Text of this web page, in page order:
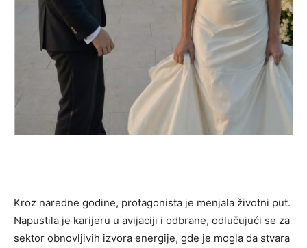
Kroz naredne godine, protagonista je menjala životni put.
Napustila je karijeru u avijaciji i odbrane, odlučujući se za
sektor obnovljivih izvora energije, gde je mogla da stvara